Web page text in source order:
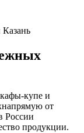
купе и
напрямую от
России
продукции.